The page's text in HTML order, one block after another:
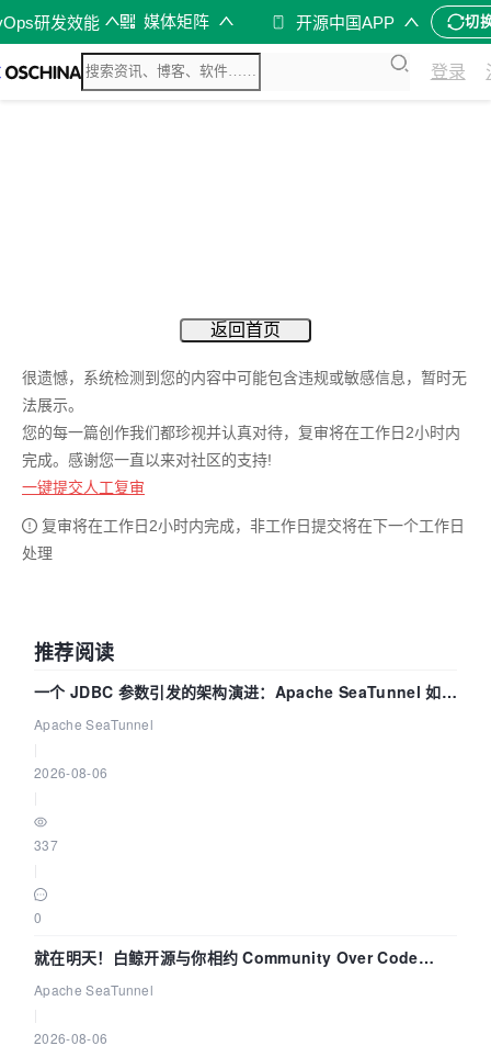
研发效能 媒体矩阵 开源中国APP 切
登录
返回首页
很遗憾，系统检测到您的内容中可能包含违规或敏感信息，暂时无
法展示。
您的每一篇创作我们都珍视并认真对待，复审将在工作日2小时内
完成。感谢您一直以来对社区的支持!
一键提交人工复审
复审将在工作日2小时内完成，非工作日提交将在下一个工作日
处理
推荐阅读
一个 JDBC 参数引发的架构演进：Apache SeaTunnel 如何
解决数据同步中的“定时 Flush”难题
Apache SeaTunnel
2026-08-06
337
0
就在明天！白鲸开源与你相约 Community Over Code
Asia 2026 主题演讲！
Apache SeaTunnel
2026-08-06